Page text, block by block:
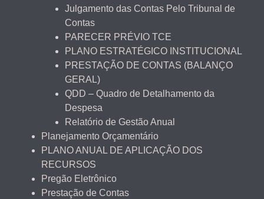
Julgamento das Contas Pelo Tribunal de
Contas
PARECER PRÉVIO TCE
PLANO ESTRATÉGICO INSTITUCIONAL
PRESTAÇÃO DE CONTAS (BALANÇO
GERAL)
QDD – Quadro de Detalhamento da
Despesa
Relatório de Gestão Anual
Planejamento Orçamentário
PLANO ANUAL DE APLICAÇÃO DOS
RECURSOS
Pregão Eletrônico
Prestação de Contas